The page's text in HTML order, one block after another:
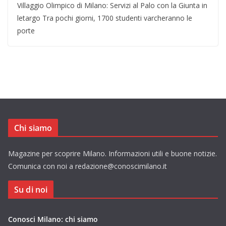
Villaggio Olimpico di Milano: Servizi al Palo con la Giunta in
letargo Tra pochi giorni, 1700 studenti varcheranno le
porte
Chi siamo
Magazine per scoprire Milano. Informazioni utili e buone notizie.
Comunica con noi a redazione@conoscimilano.it
Su di noi
Conosci Milano: chi siamo